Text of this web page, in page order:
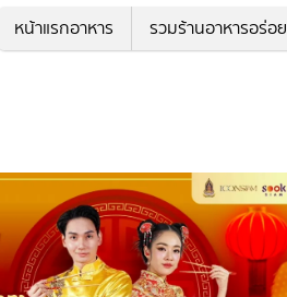
หน้าแรกอาหาร รวมร้านอาหารอร่อย